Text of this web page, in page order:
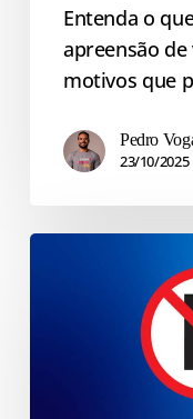
Entenda o
apreensão de
motivos que
Pedro
23/10/2025